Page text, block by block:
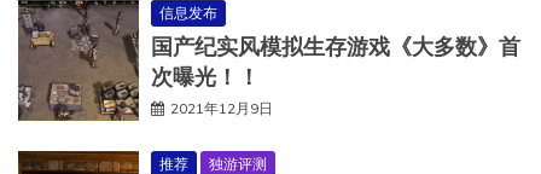
信息发布
国产纪实风模拟生存游戏《大多数》首
次曝光！！
2021年12月9日
推荐 独游评测